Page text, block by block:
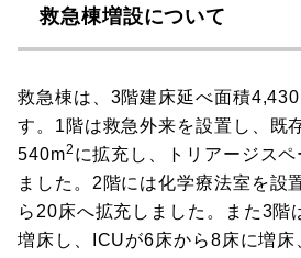
救急棟増設について
救急棟は、3階建床延べ面積
す。1階は救急外来を設置し、既
540m2 に拡充し、トリアージス
ました。2階には化学療法室を設
ら20床へ拡充しました。また3階
増床し、ICUが6床から8床に増床